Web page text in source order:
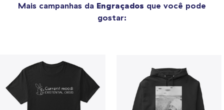
Mais campanhas da Engraçados que você pode
gostar: